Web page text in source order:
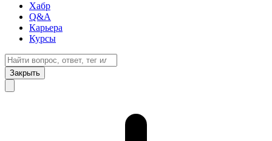
Хабр
Q&A
Карьера
Курсы
Закрыть